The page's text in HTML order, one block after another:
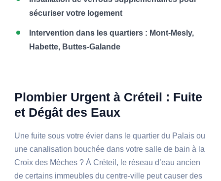
sécuriser votre logement
Intervention dans les quartiers : Mont-Mesly,
Habette, Buttes-Galande
Plombier Urgent à Créteil : Fuite
et Dégât des Eaux
Une fuite sous votre évier dans le quartier du Palais ou
une canalisation bouchée dans votre salle de bain à la
Croix des Mèches ? À Créteil, le réseau d’eau ancien
de certains immeubles du centre-ville peut causer des